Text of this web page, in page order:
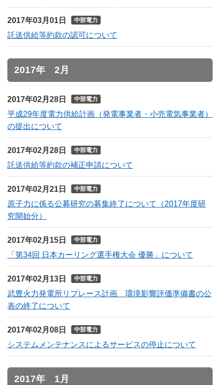
2017年03月01日 中部電力
託送供給等約款の認可について
2017年 2月
2017年02月28日 中部電力
平成29年度電力供給計画（発電事業者・小売電気事業者）
の提出について
2017年02月28日 中部電力
託送供給等約款の補正申請について
2017年02月21日 中部電力
原子力に係る公募研究の募集終了について（2017年度研
究開始分）
2017年02月15日 中部電力
「第34回 日本カーリング選手権大会 優勝」について
2017年02月13日 中部電力
武豊火力発電所リプレース計画 環境影響評価準備書の公
表の終了について
2017年02月08日 中部電力
システムメンテナンスによるサービスの停止について
2017年 1月